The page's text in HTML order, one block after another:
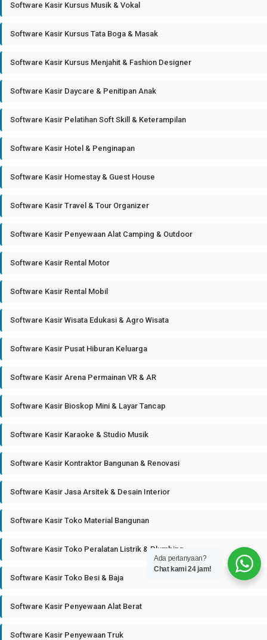
Software Kasir Kursus Musik & Vokal
Software Kasir Kursus Tata Boga & Masak
Software Kasir Kursus Menjahit & Fashion Designer
Software Kasir Daycare & Penitipan Anak
Software Kasir Pelatihan Soft Skill & Keterampilan
Software Kasir Hotel & Penginapan
Software Kasir Homestay & Guest House
Software Kasir Travel & Tour Organizer
Software Kasir Penyewaan Alat Camping & Outdoor
Software Kasir Rental Motor
Software Kasir Rental Mobil
Software Kasir Wisata Edukasi & Agro Wisata
Software Kasir Pusat Hiburan Keluarga
Software Kasir Arena Permainan VR & AR
Software Kasir Bioskop Mini & Layar Tancap
Software Kasir Karaoke & Studio Musik
Software Kasir Kontraktor Bangunan & Renovasi
Software Kasir Jasa Arsitek & Desain Interior
Software Kasir Toko Material Bangunan
Software Kasir Toko Peralatan Listrik & Plumbing
Software Kasir Toko Besi & Baja
Software Kasir Penyewaan Alat Berat
Software Kasir Penyewaan Truk
Ada pertanyaan?
Chat kami 24 jam!